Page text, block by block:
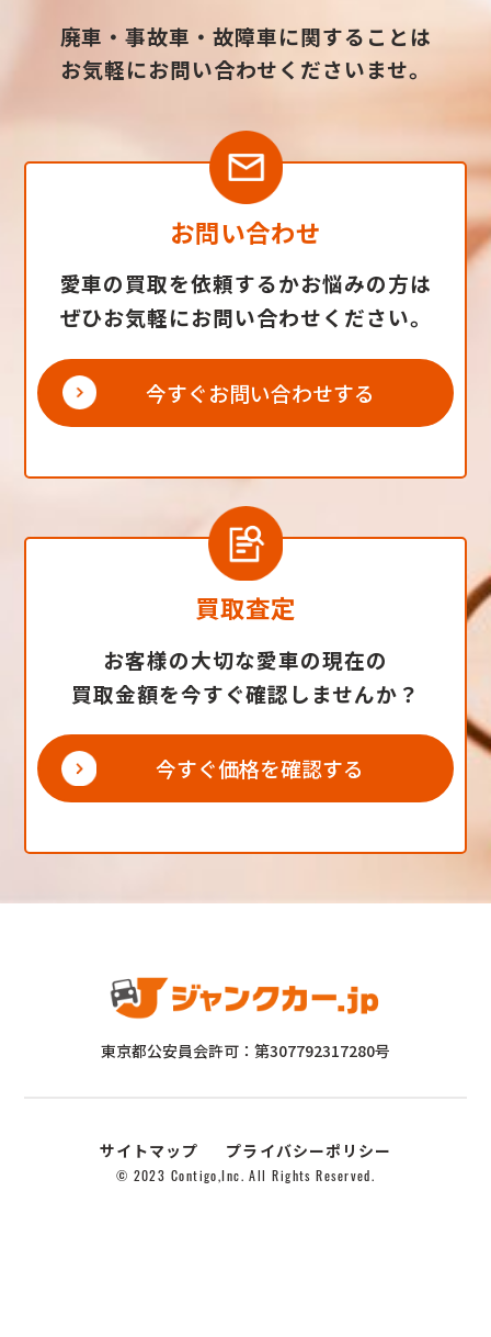
廃車・事故車・故障車に関することは
お気軽にお問い合わせくださいませ。
お問い合わせ
愛車の買取を依頼するかお悩みの方は
ぜひお気軽にお問い合わせください。
今すぐお問い合わせする
買取査定
お客様の大切な愛車の現在の
買取金額を今すぐ確認しませんか？
今すぐ価格を確認する
東京都公安員会許可：第307792317280号
サイトマップ プライバシーポリシー
© 2023 Contigo,Inc. All Rights Reserved.